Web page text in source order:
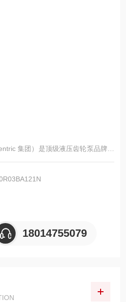
集团）是顶级液压齿轮泵品牌，
性著称，广泛应用于工程机械、农
18014755079